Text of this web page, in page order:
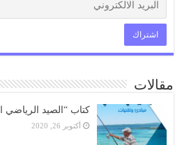
مقالات
كتاب “الصيد
أكتوبر 26, 2020